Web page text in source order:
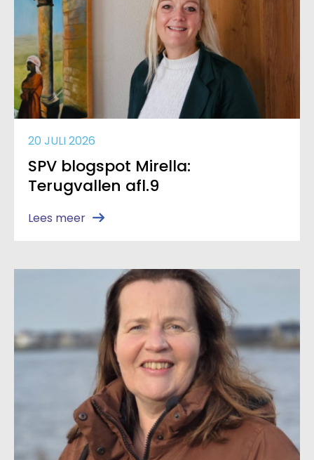
20 JULI 2026
SPV blogspot Mirella:
Terugvallen afl.9
Lees meer